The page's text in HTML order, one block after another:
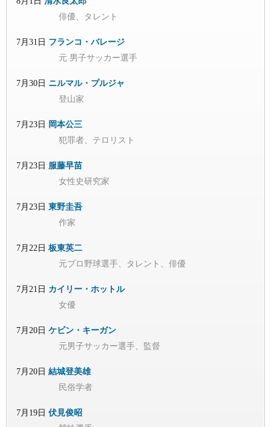
俳優、タレント
7月31日 フランコ・バレージ
元 男子サッカー選手
7月30日 ニルマル・プルジャ
登山家
7月23日 岡本公三
犯罪者、テロリスト
7月23日 服藤早苗
女性史研究家
7月23日 東野圭吾
作家
7月22日 板東英二
元プロ野球選手、タレント、俳優
7月21日 カイリー・ホットル
女優
7月20日 ケビン・キーガン
元男子サッカー選手、監督
7月20日 結城登美雄
民俗学者
7月19日 伏見俊昭